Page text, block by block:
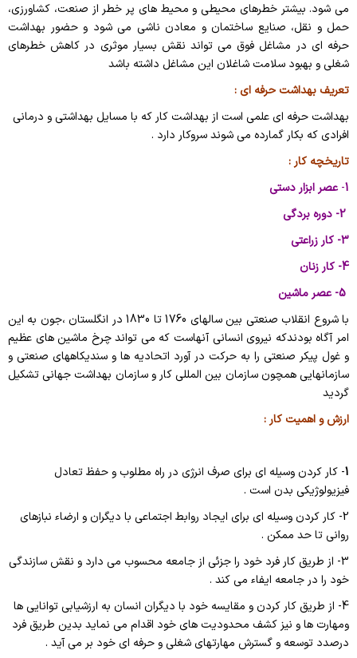
می شود. بیشتر خطرهای محیطی و محیط های پر خطر از صنعت، کشاورزی،
حمل و نقل، صنایع ساختمان و معادن ناشی می شود و حضور بهداشت
حرفه ای در مشاغل فوق می تواند نقش بسیار موثری در کاهش خطرهای
شغلی و بهبود سلامت شاغلان این مشاغل داشته باشد
تعریف بهداشت حرفه ای :
بهداشت حرفه ای علمی است از بهداشت کار که با مسایل بهداشتی و درمانی
افرادی که بکار گمارده می شوند سروکار دارد .
تاریخچه کار :
1
-عصر ابزار دستی
3- کار زراعتی
4- کار زنان
- عصر ماشین
با شروع انقلاب صنعتی بین سالهای 1760 تا 1830 در انگلستان ،جون به این
امر آگاه بودندکه نیروی انسانی آنهاست که می تواند چرخ ماشین های عظیم
و غول پیکر صنعتی را به حرکت در آورد اتحادیه ها و سندیکاههای صنعتی و
سازمانهایی همچون سازمان بین المللی کار و سازمان بهداشت جهانی تشکیل
گردید
ارزش و اهمیت کار :
1
- کار کردن وسیله ای برای صرف انرژی در راه مطلوب و حفظ تعادل
فیزیولوژیکی بدن است .
2- کار کردن وسیله ای برای ایجاد روابط اجتماعی با دیگران و ارضاء نبازهای
روانی تا حد ممکن .
3- از طریق کار فرد خود را جزئی از جامعه محسوب می دارد و نقش سازندگی
خود را در جامعه ایفاء می کند .
4- از طریق کار کردن و مقایسه خود با دیگران انسان به ارزشیابی توانایی ها
ومهارت ها و نیز کشف محدودیت های خود اقدام می نماید بدین طریق فرد
درصدد توسعه و گسترش مهارتهای شغلی و حرفه ای خود بر می آید .